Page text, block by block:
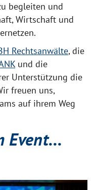
begleiten und
Wirtschaft und
Rechtsanwälte, die
und die
Unterstützung die
freuen uns,
auf ihrem Weg
Event...